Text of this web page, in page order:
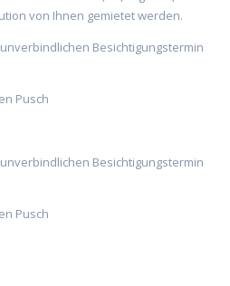
von Ihnen gemietet werden.
Besichtigungstermin
Pusch
Besichtigungstermin
Pusch